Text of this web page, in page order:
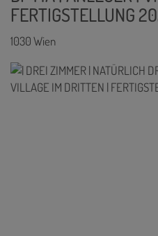
FERTIGSTELLUNG
1030 Wien